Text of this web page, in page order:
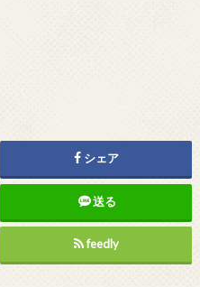
シェア
送る
feedly